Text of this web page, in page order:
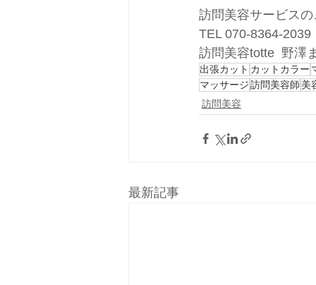
訪問美容サービス
TEL 070-8364-2039
訪問美容totte  野澤
出張カット カットカラー
マッサージ訪問美容師 美
訪問美容
最新記事